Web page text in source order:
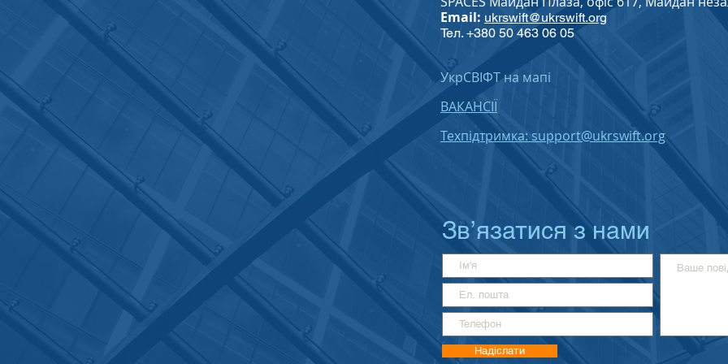
Email: ukrswift@ukrswift.org
Тел. +380 50 463 06 05
УкрСВІФТ на мапі
ВАКАНСІЇ
Техпідтримка: support@ukrswift.org
Зв’язатися з нами
Надіслати